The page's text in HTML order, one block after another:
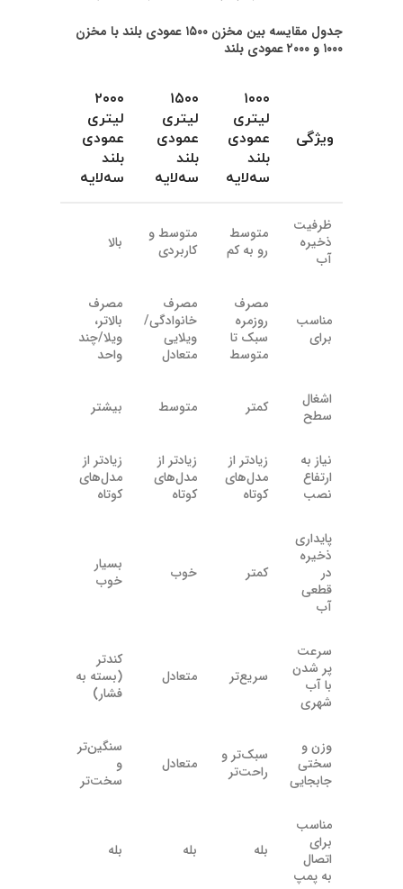
جدول مقایسه بین مخزن ۱۵۰۰ عمودی بلند با مخزن
۱۰۰۰ و ۲۰۰۰ عمودی بلند
ویژگی
۱۰۰۰
لیتری
عمودی
بلند
سه‌لایه
۱۵۰۰
لیتری
عمودی
بلند
سه‌لایه
۲۰۰۰
لیتری
عمودی
بلند
سه‌لایه
ظرفیت
ذخیره
آب
متوسط
رو به کم
متوسط و
کاربردی
بالا
مناسب
برای
مصرف
روزمره
سبک تا
متوسط
مصرف
خانوادگی/
ویلایی
متعادل
مصرف
بالاتر،
ویلا/چند
واحد
اشغال
سطح
کمتر متوسط بیشتر
نیاز به
ارتفاع
نصب
زیادتر از
مدل‌های
کوتاه
زیادتر از
مدل‌های
کوتاه
زیادتر از
مدل‌های
کوتاه
پایداری
ذخیره
در
قطعی
آب
کمتر خوب
بسیار
خوب
سرعت
پر شدن
با آب
شهری
سریع‌تر متعادل
کندتر
(بسته به
فشار)
وزن و
سختی
جابجایی
سبک‌تر و
راحت‌تر
متعادل
سنگین‌تر
و
سخت‌تر
مناسب
برای
اتصال
به پمپ
بله بله بله